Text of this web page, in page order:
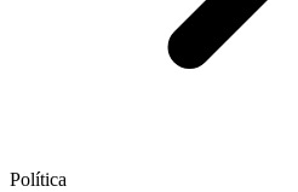
Política